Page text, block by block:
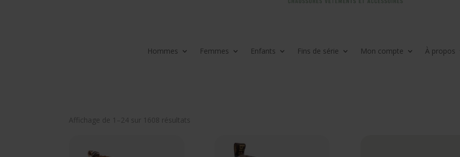
Hommes Femmes Enfants Fins de série Mon compte À propos
Affichage de 1–24 sur 1608 résultats